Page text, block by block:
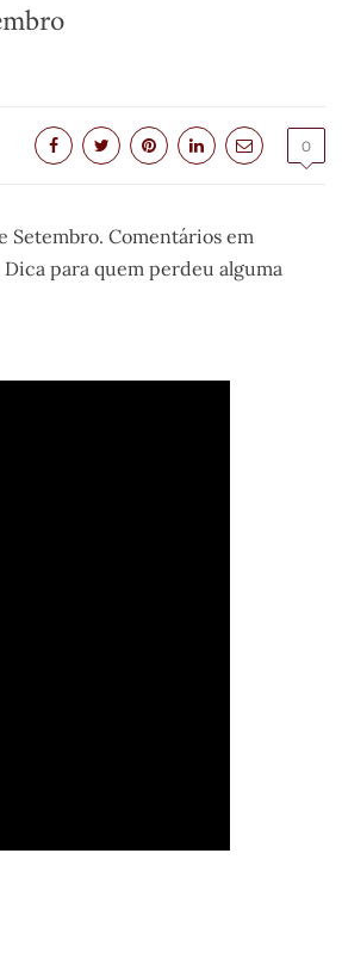
0
Setembro. Comentários em
para quem perdeu alguma